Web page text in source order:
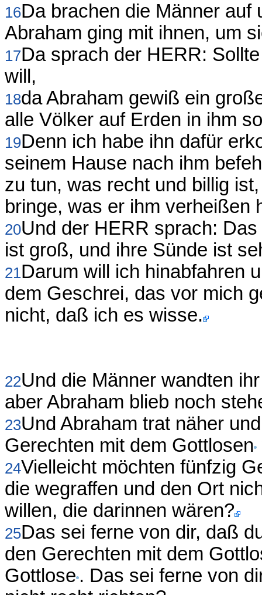
16Da brachen die Männer auf
Abraham ging mit ihnen, um
17Da sprach der HERR:
will,
18da Abraham gewiß ein
alle Völker auf Erden in ihm
19Denn ich habe ihn dafür
seinem Hause nach ihm
zu tun, was recht und billig
bringe, was er ihm verheißen
20Und der HERR sprach:
ist groß, und ihre Sünde ist
21Darum will ich hinabfahren
dem Geschrei, das vor mich
nicht, daß ich es wisse.
22Und die Männer wandten
aber Abraham blieb noch
23Und Abraham trat näher
Gerechten mit dem Gottlosen
24Vielleicht möchten fünfzig
die wegraffen und den Ort
willen, die darinnen wären?
25Das sei ferne von dir, daß
den Gerechten mit dem
Gottlose . Das sei ferne von